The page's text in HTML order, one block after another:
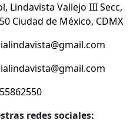
Lindavista Vallejo III Secc,
Ciudad de México, CDMX
redes sociales: